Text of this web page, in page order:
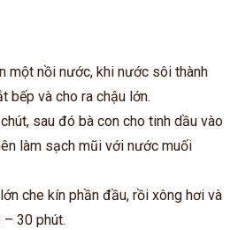
một nồi nước, khi nước sôi thành
bếp và cho ra chậu lớn.
sau đó bà con cho tinh dầu vào
làm sạch mũi với nước muối
che kín phần đầu, rồi xông hơi và
– 30 phút.